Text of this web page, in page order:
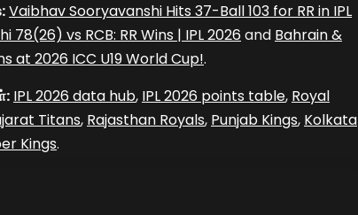
Vaibhav Sooryavanshi Hits 37-Ball 103 for RR in IPL
78(26) vs RCB: RR Wins | IPL 2026 and Bahrain &
at 2026 ICC U19 World Cup!.
IPL 2026 data hub, IPL 2026 points table, Royal
Titans, Rajasthan Royals, Punjab Kings, Kolkata
Kings.